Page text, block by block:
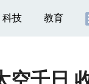
科技 教育